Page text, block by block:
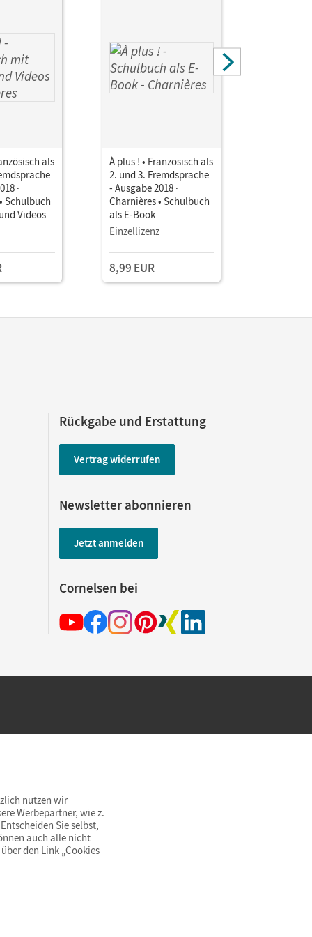
als
·
Schulbuch
Videos
À plus ! • Französisch als
2. und 3. Fremdsprache
- Ausgabe 2018 ·
Charnières • Schulbuch
als E-Book
Einzellizenz
8,99 EUR
Rückgabe und Erstattung
Vertrag widerrufen
Newsletter abonnieren
Jetzt anmelden
Cornelsen bei
innerhalb Deutschlands
nutzen wir
Werbepartner, wie z.
Sie selbst,
auch alle nicht
den Link „Cookies